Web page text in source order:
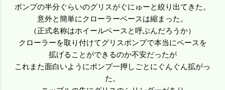
ポンプの半分ぐらいのグリスがぐにゅーと絞り出てきた。
意外と簡単にクローラーベースは縮まった。
（正式名称はホイールベースと呼ぶんだろうか）
クローラーを取り付けてグリスポンプで本当にベースを
拡げることができるのか不安だったが
これまた面白いようにポンプ一押しごとにぐんぐん拡がっ
た。